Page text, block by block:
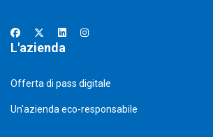
L'azienda
Offerta di pass digitale
Un'azienda eco-responsabile